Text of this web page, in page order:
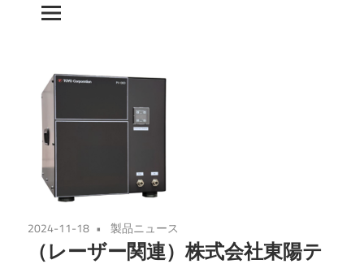
2024-11-18 製品ニュース
（レーザー関連）株式会社東陽テ